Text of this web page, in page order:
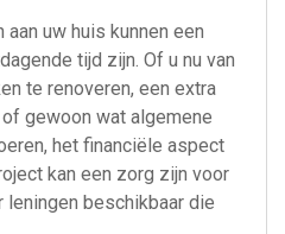
uw huis kunnen een
tijd zijn. Of u nu van
te renoveren, een extra
gewoon wat algemene
het financiële aspect
kan een zorg zijn voor
leningen beschikbaar die